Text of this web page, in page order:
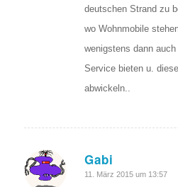
deutschen Strand zu
wo Wohnmobile
wenigstens dann
Service bieten u.
abwickeln..
Gabi
sagte:
11. März 2015 um 13:57